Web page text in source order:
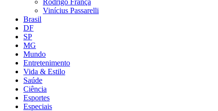
Vinícius Passarelli
Brasil
DF
SP
MG
Mundo
Entretenimento
Vida & Estilo
Saúde
Ciência
Esportes
Especiais